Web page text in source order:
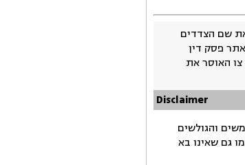
שם הצדדים
פסק דין
האוסר את
Disclaimer
והגולשים
גם שאינו בא